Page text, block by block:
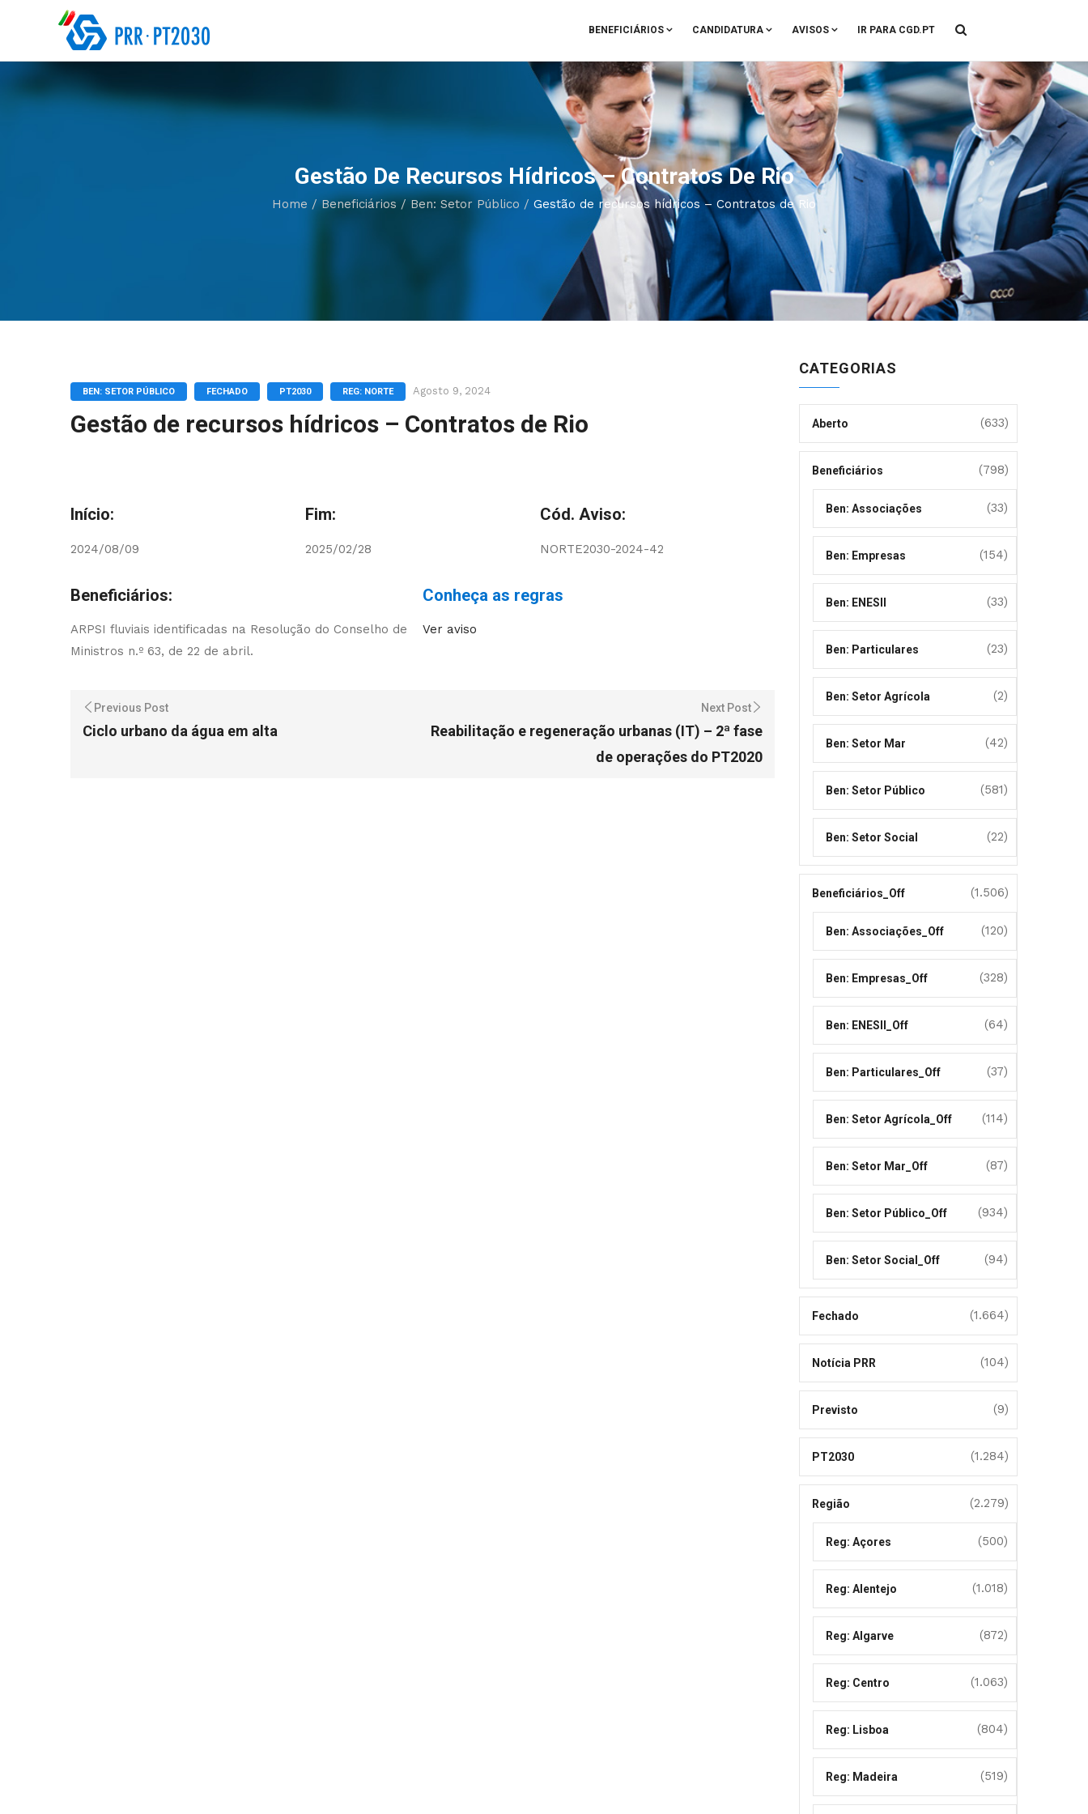
BENEFICIÁRIOS CANDIDATURA AVISOS IR PARA CGD.PT
Gestão De Recursos Hídricos – Contratos De Rio
Home / Beneficiários / Ben: Setor Público / Gestão de recursos hídricos – Contratos de Rio
BEN: SETOR PÚBLICO FECHADO PT2030 REG: NORTE Agosto 9, 2024
Gestão de recursos hídricos – Contratos de Rio
Início:
2024/08/09
Fim:
2025/02/28
Cód. Aviso:
NORTE2030-2024-42
Beneficiários:
ARPSI fluviais identificadas na Resolução do Conselho de
Ministros n.º 63, de 22 de abril.
Conheça as regras
Ver aviso
Previous Post
Ciclo urbano da água em alta
Next Post
Reabilitação e regeneração urbanas (IT) – 2ª fase
de operações do PT2020
CATEGORIAS
Aberto (633)
Beneficiários (798)
Ben: Associações (33)
Ben: Empresas (154)
Ben: ENESII (33)
Ben: Particulares (23)
Ben: Setor Agrícola (2)
Ben: Setor Mar (42)
Ben: Setor Público (581)
Ben: Setor Social (22)
Beneficiários_Off (1.506)
Ben: Associações_Off (120)
Ben: Empresas_Off (328)
Ben: ENESII_Off (64)
Ben: Particulares_Off (37)
Ben: Setor Agrícola_Off (114)
Ben: Setor Mar_Off (87)
Ben: Setor Público_Off (934)
Ben: Setor Social_Off (94)
Fechado (1.664)
Notícia PRR (104)
Previsto (9)
PT2030 (1.284)
Região (2.279)
Reg: Açores (500)
Reg: Alentejo (1.018)
Reg: Algarve (872)
Reg: Centro (1.063)
Reg: Lisboa (804)
Reg: Madeira (519)